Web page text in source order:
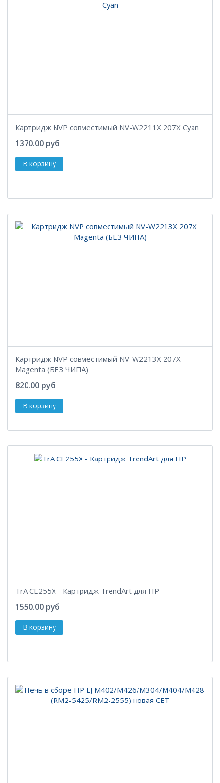
Картридж NVP совместимый NV-W2211X 207X Cyan
1370.00 руб
Картридж NVP совместимый NV-W2213X 207X
Magenta (БЕЗ ЧИПА)
820.00 руб
TrA CE255X - Картридж TrendArt для HP
1550.00 руб